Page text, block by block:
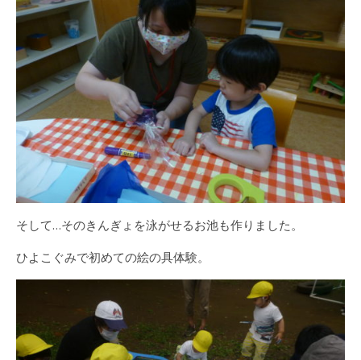
そして…そのきんぎょを泳がせるお池も作りました。
ひよこぐみで初めての絵の具体験。